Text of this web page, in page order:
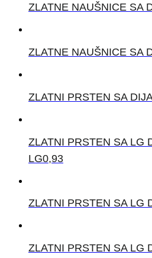
ZLATNE NAUŠNICE SA
ZLATNE NAUŠNICE SA
ZLATNI PRSTEN SA
ZLATNI PRSTEN SA LG
LG0,93
ZLATNI PRSTEN SA LG
ZLATNI PRSTEN SA LG